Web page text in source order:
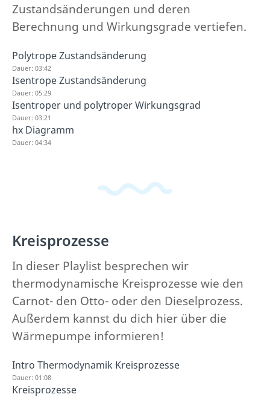
Zustandsänderungen und deren
Berechnung und Wirkungsgrade vertiefen.
Polytrope Zustandsänderung
Dauer: 03:42
Isentrope Zustandsänderung
Dauer: 05:29
Isentroper und polytroper Wirkungsgrad
Dauer: 03:21
hx Diagramm
Dauer: 04:34
Kreisprozesse
In dieser Playlist besprechen wir
thermodynamische Kreisprozesse wie den
Carnot- den Otto- oder den Dieselprozess.
Außerdem kannst du dich hier über die
Wärmepumpe informieren!
Intro Thermodynamik Kreisprozesse
Dauer: 01:08
Kreisprozesse